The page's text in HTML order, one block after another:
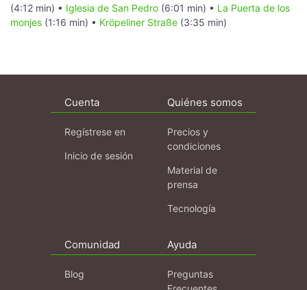
(4:12 min) • Iglesia de San Pedro (6:01 min) • La Puerta de los
monjes (1:16 min) • Kröpeliner Straße (3:35 min)
Cuenta
Regístrese en
Inicio de sesión
Quiénes somos
Precios y
condiciones
Material de
prensa
Tecnología
Comunidad
Blog
Ayuda
Preguntas